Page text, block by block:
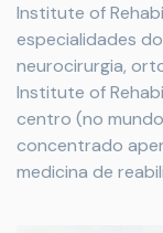
Institute of
especialidades
neurocirurgia,
Institute of
centro (no
concentrado
medicina de